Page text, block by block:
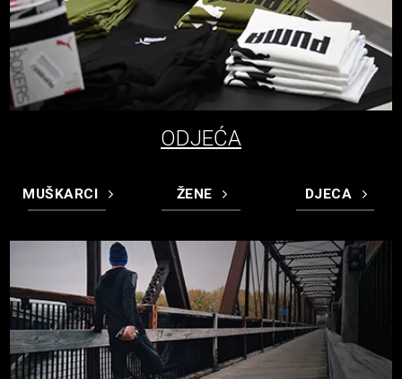
ODJEĆA
MUŠKARCI ŽENE DJECA